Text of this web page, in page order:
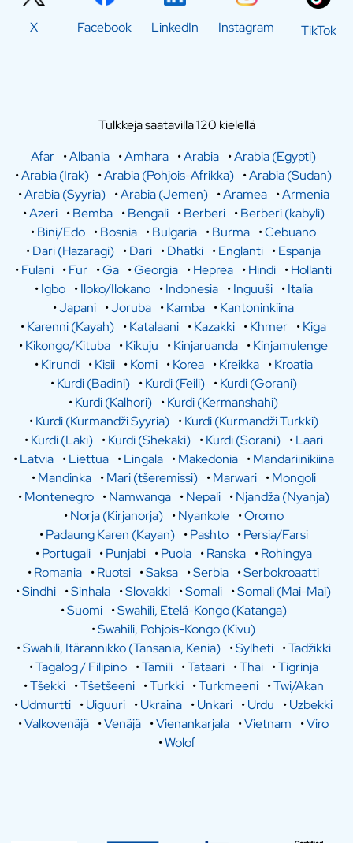
X Facebook LinkedIn Instagram TikTok
Tulkkeja saatavilla 120 kielellä
Afar •Albania •Amhara •Arabia •Arabia (Egypti)
•Arabia (Irak) •Arabia (Pohjois-Afrikka) •Arabia (Sudan)
•Arabia (Syyria) •Arabia (Jemen) •Aramea •Armenia
•Azeri •Bemba •Bengali •Berberi •Berberi (kabyli)
•Bini/Edo •Bosnia •Bulgaria •Burma •Cebuano
•Dari (Hazaragi) •Dari •Dhatki •Englanti •Espanja
•Fulani •Fur •Ga •Georgia •Heprea •Hindi •Hollanti
•Igbo •Iloko/Ilokano •Indonesia •Inguuši •Italia
•Japani •Joruba •Kamba •Kantoninkiina
•Karenni (Kayah) •Katalaani •Kazakki •Khmer •Kiga
•Kikongo/Kituba •Kikuju •Kinjaruanda •Kinjamulenge
•Kirundi •Kisii •Komi •Korea •Kreikka •Kroatia
•Kurdi (Badini) •Kurdi (Feili) •Kurdi (Gorani)
•Kurdi (Kalhori) •Kurdi (Kermanshahi)
•Kurdi (Kurmandži Syyria) •Kurdi (Kurmandži Turkki)
•Kurdi (Laki) •Kurdi (Shekaki) •Kurdi (Sorani) •Laari
•Latvia •Liettua •Lingala •Makedonia •Mandariinikiina
•Mandinka •Mari (tšeremissi) •Marwari •Mongoli
•Montenegro •Namwanga •Nepali •Njandža (Nyanja)
•Norja (Kirjanorja) •Nyankole •Oromo
•Padaung Karen (Kayan) •Pashto •Persia/Farsi
•Portugali •Punjabi •Puola •Ranska •Rohingya
•Romania •Ruotsi •Saksa •Serbia •Serbokroaatti
•Sindhi •Sinhala •Slovakki •Somali •Somali (Mai-Mai)
•Suomi •Swahili, Etelä-Kongo (Katanga)
•Swahili, Pohjois-Kongo (Kivu)
•Swahili, Itärannikko (Tansania, Kenia) •Sylheti •Tadžikki
•Tagalog / Filipino •Tamili •Tataari •Thai •Tigrinja
•Tšekki •Tšetšeeni •Turkki •Turkmeeni •Twi/Akan
•Udmurtti •Uiguuri •Ukraina •Unkari •Urdu •Uzbekki
•Valkovenäjä •Venäjä •Vienankarjala •Vietnam •Viro
•Wolof